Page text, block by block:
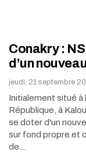
Conakry :
d’un
jeudi, 21 septembre
Initialement situé à
République, à
se doter d'un
sur fond propre et
de…